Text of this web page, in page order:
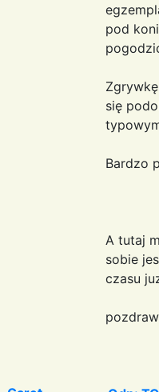
pod
się
Bardzo
A tutaj
sobie
czasu